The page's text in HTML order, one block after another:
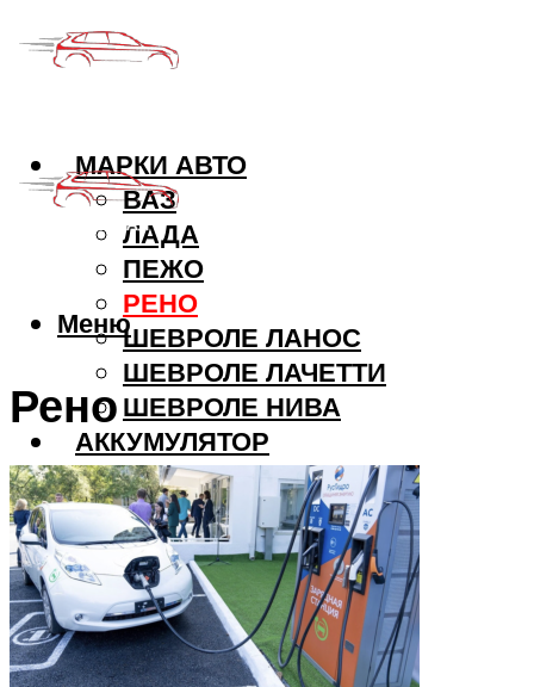
МАРКИ АВТО
ВАЗ
ЛАДА
ПЕЖО
РЕНО
ШЕВРОЛЕ ЛАНОС
ШЕВРОЛЕ ЛАЧЕТТИ
ШЕВРОЛЕ НИВА
АККУМУЛЯТОР
ДВИГАТЕЛЬ
КОЛЕСА И ШИНЫ
РАДИАТОР
САЛОН
Меню
Меню
Рено